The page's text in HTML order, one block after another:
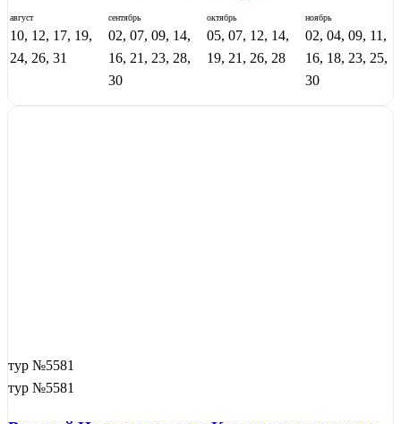
август
10, 12, 17, 19,
24, 26, 31
сентябрь
02, 07, 09, 14,
16, 21, 23, 28,
30
октябрь
05, 07, 12, 14,
19, 21, 26, 28
ноябрь
02, 04, 09, 11,
16, 18, 23, 25,
30
тур №5581
тур №5581